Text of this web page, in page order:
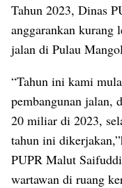
Tahun 2023, Dinas
anggarankan kurang
jalan di Pulau
“Tahun ini kami
pembangunan jalan,
20 miliar di 2023,
tahun ini
PUPR Malut
wartawan di ruang